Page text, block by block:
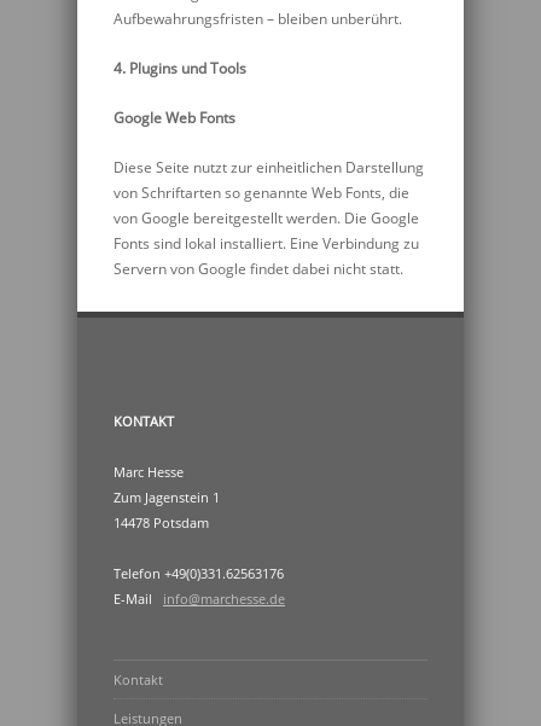
Aufbewahrungsfristen – bleiben unberührt.
4. Plugins und Tools
Google Web Fonts
Diese Seite nutzt zur einheitlichen Darstellung
von Schriftarten so genannte Web Fonts, die
von Google bereitgestellt werden. Die Google
Fonts sind lokal installiert. Eine Verbindung zu
Servern von Google findet dabei nicht statt.
KONTAKT
Marc Hesse
Zum Jagenstein 1
14478 Potsdam
Telefon +49(0)331.62563176
E-Mail info@marchesse.de
Kontakt
Leistungen